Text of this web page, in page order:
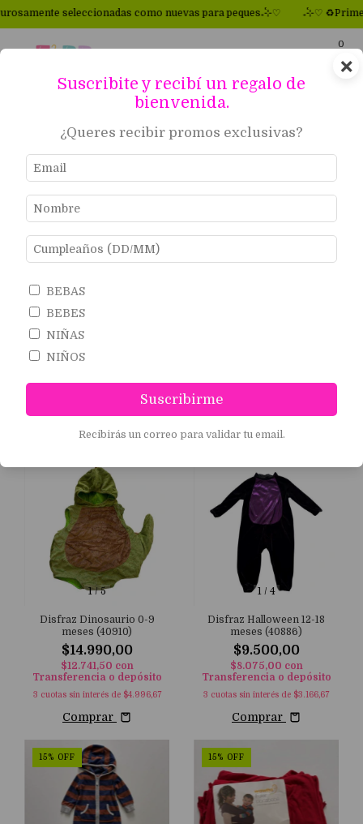
como nuevas para peques₊˚⊹♡ ₊˚⊹♡ ♻Primeras marcas
0
BEBES . breadcrumbs.rompevientos3
BEBES
Ropa para bebés de marca como Carter’s, Mimo y GAP.
excelente estado.
1/5
Disfraz Dinosaurio 0-9
meses (40910)
$14.990,00
$12.741,50 con
Transferencia o depósito
3 cuotas sin interés de $4.996,67
Comprar
1/ 4
Disfraz Halloween 12-18
meses (40886)
$9.500,00
$8.075,00 con
Transferencia o depósito
3 cuotas sin interés de $3.166,67
Comprar
15% OFF 15% OFF
×
Suscribite y recibí un regalo de
bienvenida.
¿Queres recibir promos exclusivas?
BEBAS
BEBES
NIÑAS
NIÑOS
Suscribirme
Recibirás un correo para validar tu email.